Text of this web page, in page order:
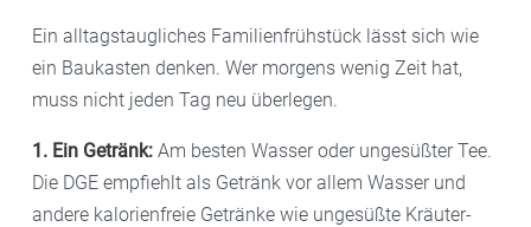
Ein alltagstaugliches Familienfrühstück lässt sich wie
ein Baukasten denken. Wer morgens wenig Zeit hat,
muss nicht jeden Tag neu überlegen.
1. Ein Getränk: Am besten Wasser oder ungesüßter Tee.
Die DGE empfiehlt als Getränk vor allem Wasser und
andere kalorienfreie Getränke wie ungesüßte Kräuter-